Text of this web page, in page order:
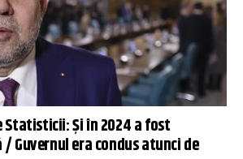
Statisticii: Și în 2024 a fost
Guvernul era condus atunci de